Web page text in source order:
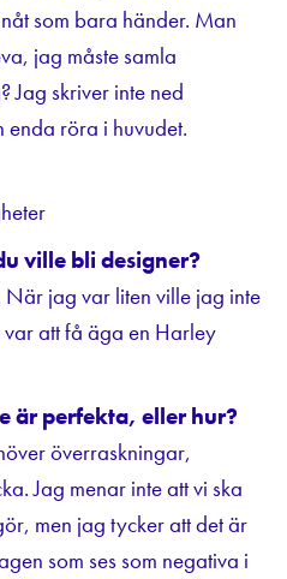
som bara händer. Man
jag måste samla
Jag skriver inte ned
röra i huvudet.
ville bli designer?
jag var liten ville jag inte
att få äga en Harley
är perfekta, eller hur?
överraskningar,
Jag menar inte att vi ska
men jag tycker att det är
som ses som negativa i